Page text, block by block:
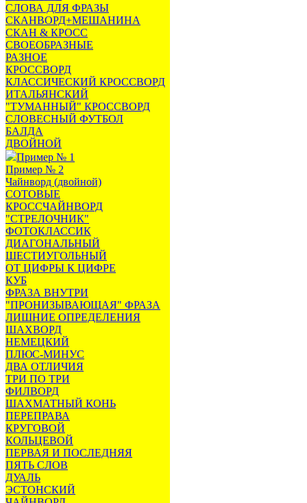
СЛОВА ДЛЯ ФРАЗЫ
СКАНВОРД+МЕШАНИНА
СКАН & КРОСС
СВОЕОБРАЗНЫЕ
РАЗНОЕ
КРОССВОРД
КЛАССИЧЕСКИЙ КРОССВОРД
ИТАЛЬЯНСКИЙ
"ТУМАННЫЙ" КРОССВОРД
СЛОВЕСНЫЙ ФУТБОЛ
БАЛДА
ДВОЙНОЙ
Пример № 1
Пример № 2
Чайнворд (двойной)
СОТОВЫЕ
КРОССЧАЙНВОРД
"СТРЕЛОЧНИК"
ФОТОКЛАССИК
ДИАГОНАЛЬНЫЙ
ШЕСТИУГОЛЬНЫЙ
ОТ ЦИФРЫ К ЦИФРЕ
КУБ
ФРАЗА ВНУТРИ
"ПРОНИЗЫВАЮЩАЯ" ФРАЗА
ЛИШНИЕ ОПРЕДЕЛЕНИЯ
ШАХВОРД
НЕМЕЦКИЙ
ПЛЮС-МИНУС
ДВА ОТЛИЧИЯ
ТРИ ПО ТРИ
ФИЛВОРД
ШАХМАТНЫЙ КОНЬ
ПЕРЕПРАВА
КРУГОВОЙ
КОЛЬЦЕВОЙ
ПЕРВАЯ И ПОСЛЕДНЯЯ
ПЯТЬ СЛОВ
ДУАЛЬ
ЭСТОНСКИЙ